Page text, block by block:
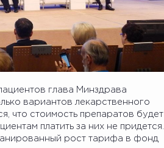
глава Минздрава
вариантов лекарственного
что стоимость препаратов будет
платить за них не придется.
рост тарифа в фонд